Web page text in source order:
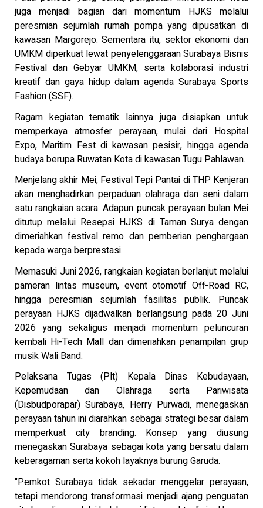
juga menjadi bagian dari momentum HJKS melalui
peresmian sejumlah rumah pompa yang dipusatkan di
kawasan Margorejo. Sementara itu, sektor ekonomi dan
UMKM diperkuat lewat penyelenggaraan Surabaya Bisnis
Festival dan Gebyar UMKM, serta kolaborasi industri
kreatif dan gaya hidup dalam agenda Surabaya Sports
Fashion (SSF).
Ragam kegiatan tematik lainnya juga disiapkan untuk
memperkaya atmosfer perayaan, mulai dari Hospital
Expo, Maritim Fest di kawasan pesisir, hingga agenda
budaya berupa Ruwatan Kota di kawasan Tugu Pahlawan.
Menjelang akhir Mei, Festival Tepi Pantai di THP Kenjeran
akan menghadirkan perpaduan olahraga dan seni dalam
satu rangkaian acara. Adapun puncak perayaan bulan Mei
ditutup melalui Resepsi HJKS di Taman Surya dengan
dimeriahkan festival remo dan pemberian penghargaan
kepada warga berprestasi.
Memasuki Juni 2026, rangkaian kegiatan berlanjut melalui
pameran lintas museum, event otomotif Off-Road RC,
hingga peresmian sejumlah fasilitas publik. Puncak
perayaan HJKS dijadwalkan berlangsung pada 20 Juni
2026 yang sekaligus menjadi momentum peluncuran
kembali Hi-Tech Mall dan dimeriahkan penampilan grup
musik Wali Band.
Pelaksana Tugas (Plt) Kepala Dinas Kebudayaan,
Kepemudaan dan Olahraga serta Pariwisata
(Disbudporapar) Surabaya, Herry Purwadi, menegaskan
perayaan tahun ini diarahkan sebagai strategi besar dalam
memperkuat city branding. Konsep yang diusung
menegaskan Surabaya sebagai kota yang bersatu dalam
keberagaman serta kokoh layaknya burung Garuda.
"Pemkot Surabaya tidak sekadar menggelar perayaan,
tetapi mendorong transformasi menjadi ajang penguatan